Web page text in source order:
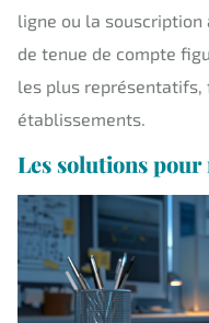
ligne ou la souscription
de tenue de compte
les plus
établissements.
Les solutions